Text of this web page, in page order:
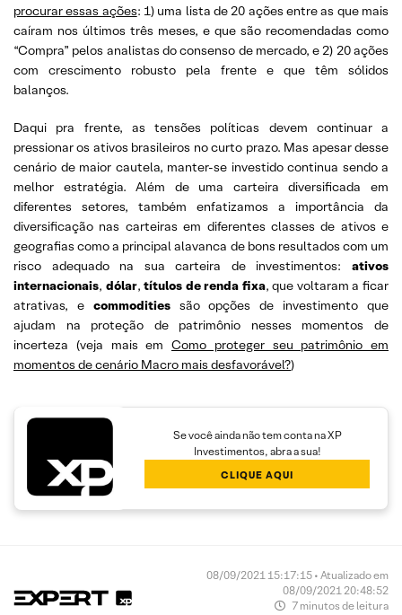
procurar essas ações: 1) uma lista de 20 ações entre as que mais
caíram nos últimos três meses, e que são recomendadas como
“Compra” pelos analistas do consenso de mercado, e 2) 20 ações
com crescimento robusto pela frente e que têm sólidos
balanços.
Daqui pra frente, as tensões políticas devem continuar a
pressionar os ativos brasileiros no curto prazo. Mas apesar desse
cenário de maior cautela, manter-se investido continua sendo a
melhor estratégia. Além de uma carteira diversificada em
diferentes setores, também enfatizamos a importância da
diversificação nas carteiras em diferentes classes de ativos e
geografias como a principal alavanca de bons resultados com um
risco adequado na sua carteira de investimentos: ativos
internacionais, dólar,títulos de renda fixa, que voltaram a ficar
atrativas, e commoditiessão opções de investimento que
ajudam na proteção de patrimônio nesses momentos de
incerteza (veja mais em Como proteger seu patrimônio em
momentos de cenário Macro mais desfavorável?)
Se você ainda não tem conta na XP
Investimentos, abra a sua!
CLIQUE AQUI
08/09/2021 15:17:15 • Atualizado em
08/09/2021 20:48:52
7 minutos de leitura